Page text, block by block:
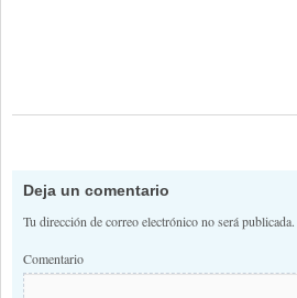
Deja un comentario
Tu dirección de correo electrónico no será publicada.
Comentario